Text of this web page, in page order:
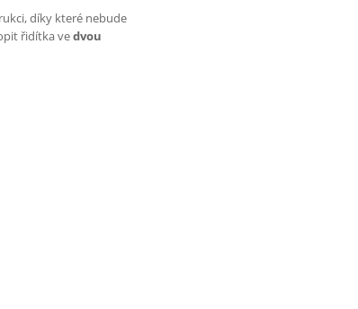
díky které nebude
řidítka vedvou